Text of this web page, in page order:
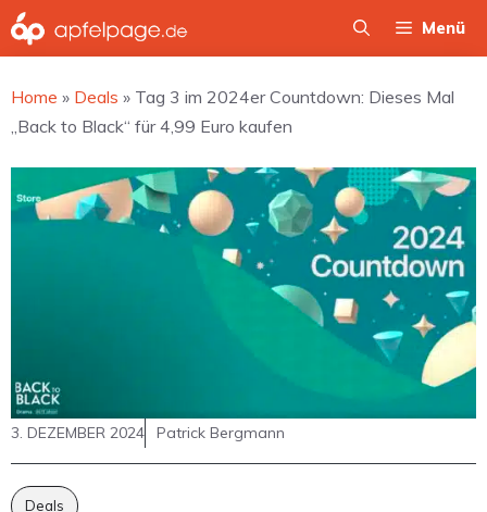
Zum
Inhalt
Menü
Home » Deals » Tag 3 im 2024er Countdown: Dieses Mal
„Back to Black“ für 4,99 Euro kaufen
3. DEZEMBER 2024 Patrick Bergmann
Deals